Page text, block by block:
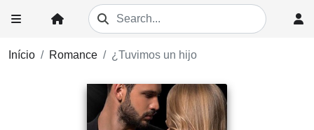
Início Romance ¿Tuvimos un hijo